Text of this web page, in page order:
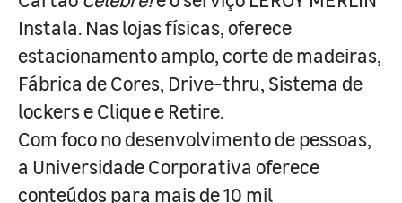
Instala. Nas lojas físicas, oferece
estacionamento amplo, corte de madeiras,
Fábrica de Cores, Drive-thru, Sistema de
lockers e Clique e Retire.
Com foco no desenvolvimento de pessoas,
a Universidade Corporativa oferece
conteúdos para mais de 10 mil